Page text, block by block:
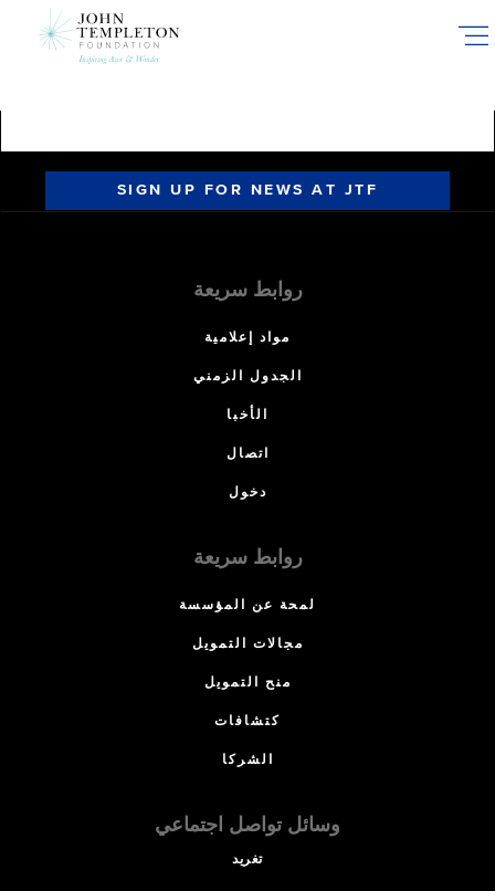
SIGN UP FOR NEWS AT JTF
روابط سريعة
مواد إعلامية
الجدول الزمني
الأخبا
اتصال
دخول
روابط سريعة
لمحة عن المؤسسة
مجالات التمويل
منح التمويل
كتشافات
الشركا
وسائل تواصل اجتماعي
تغريد